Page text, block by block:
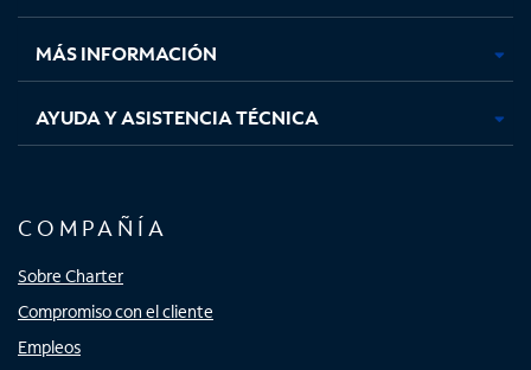
nuevanuevanuevanueva
MÁS INFORMACIÓN
AYUDA Y ASISTENCIA TÉCNICA
COMPAÑÍA
Sobre Charter
Compromiso con el cliente
Empleos